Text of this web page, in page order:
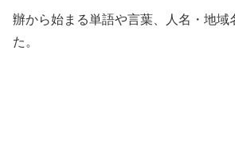
辦から始まる単語や言葉、人名・地域
た。